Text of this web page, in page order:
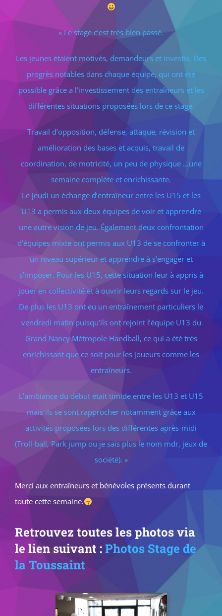
« Le stage c’est très bien passé.
Les jeunes étaient motivés, demandeurs et investis. Des
progrès notables dans chaque équipe, qui ont été
possible grâce a l’investissement des entraîneurs et les
différentes situations proposées lors de ce stage.
Travail d’opposition, défense, attaque, révision et
amélioration des bases et acquis, travail de
coordination, de motricité, un peu de physique …une
semaine complète et enrichissante.
Le jeudi un échange d’entraîneur entre les U15 et les
U13 a permis aux deux équipes de voir et apprendre
une autre vision de jeu. Également deux confrontation
d’équipes mixte ont permis aux U13 de se confronter à
un niveau supérieur et apprendre à s’engager et
s’imposer. Pour les U15, cette situation leur à appris à
jouer en collectivité et à ouvrir leurs regards sur le jeu.
De plus les U13 ont eu un entraînement particuliers le
vendredi matin puisqu’ils ont rejoint l’équipe U13 du
Grand Nancy Métropole Handball, ce qui a été très
enrichissant que ce soit pour les joueurs comme les
entraîneurs.
L’ambiance du début était timide entre les U13 et U15
mais ils se sont rapprocher notamment grâce aux
activités proposées lors des différentes après-midi
(Troll-ball, Park jump ou je sais plus le nom mdr, jeux de
société). »
Merci aux entraîneurs et bénévoles présents durant
toute cette semaine.
Retrouvez toutes les photos via
le lien suivant :Photos Stage de
la Toussaint